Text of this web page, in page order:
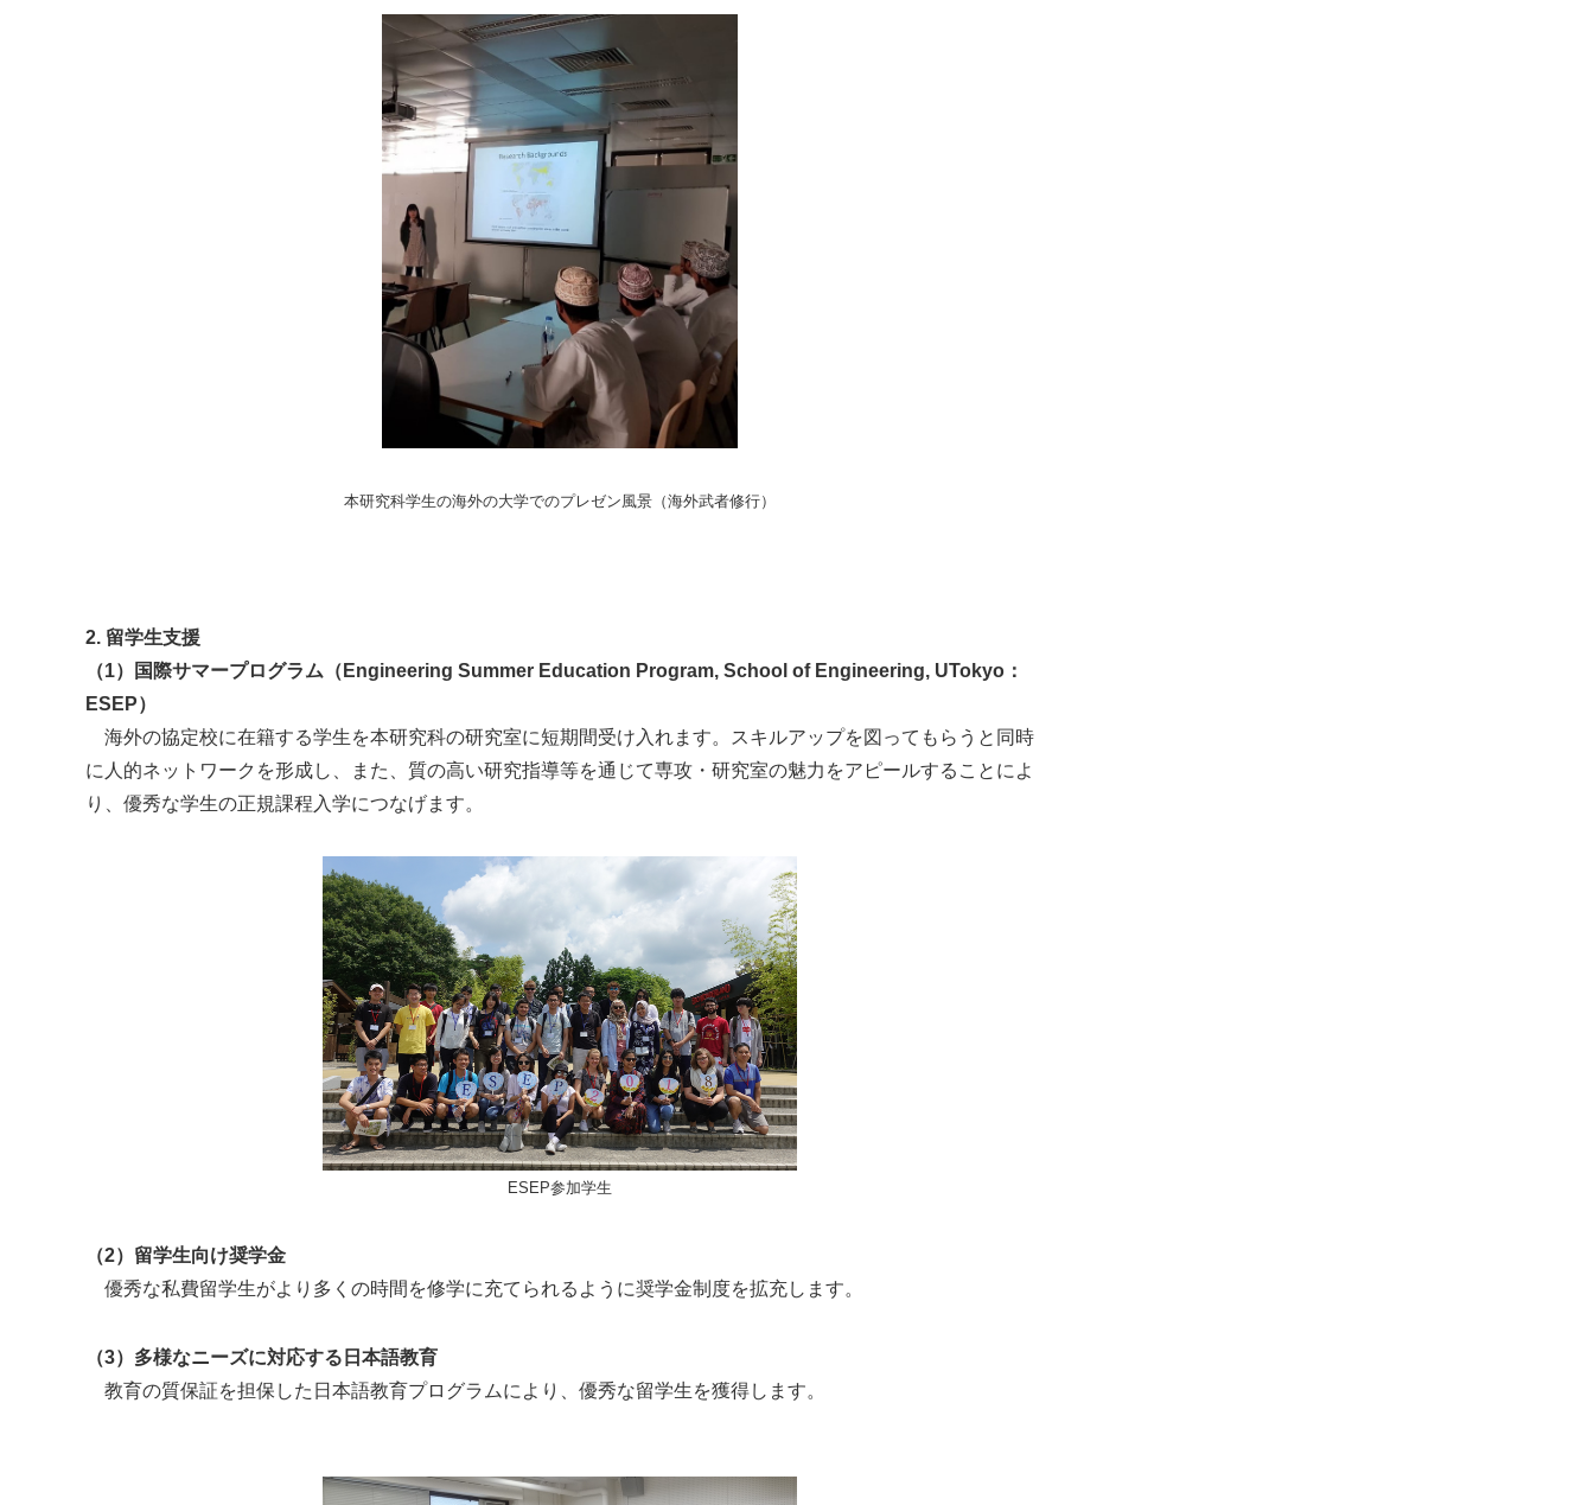
本研究科学生の海外の大学でのプレゼン風景（海外武者修行）
2. 留学生支援
（1）国際サマープログラム（Engineering Summer Education Program, School of Engineering, UTokyo：
ESEP）
海外の協定校に在籍する学生を本研究科の研究室に短期間受け入れます。スキルアップを図ってもらうと同時
に人的ネットワークを形成し、また、質の高い研究指導等を通じて専攻・研究室の魅力をアピールすることによ
り、優秀な学生の正規課程入学につなげます。
ESEP参加学生
（2）留学生向け奨学金
優秀な私費留学生がより多くの時間を修学に充てられるように奨学金制度を拡充します。
（3）多様なニーズに対応する日本語教育
教育の質保証を担保した日本語教育プログラムにより、優秀な留学生を獲得します。